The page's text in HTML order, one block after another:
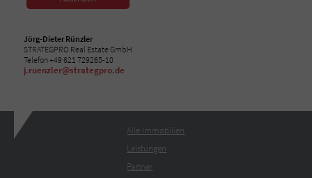
Jörg-Dieter Rünzler
STRATEGPRO Real Estate GmbH
Telefon +49 621 729265-10
j.ruenzler@strategpro.de
Alle Immobilien
Leistungen
Partner